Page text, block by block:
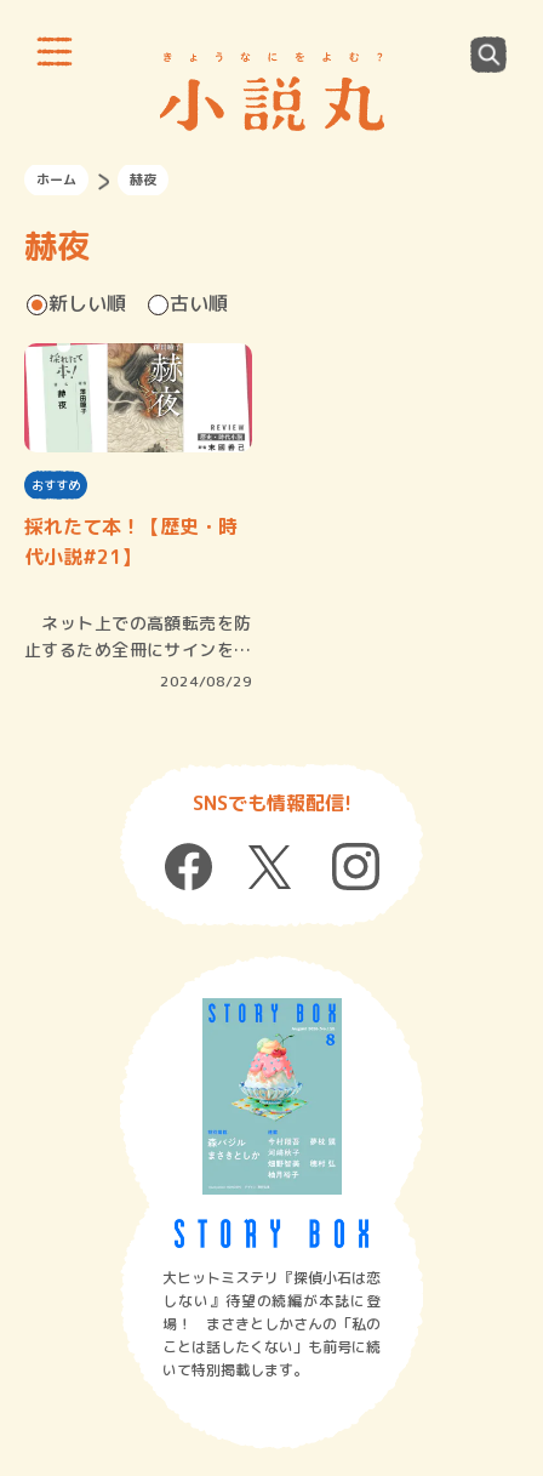
ホーム 赫夜
赫夜
新しい順 古い順
おすすめ
採れたて本！【歴史・時
代小説#21】
ネット上での高額転売を防
止するため全冊にサインを入
2024/08/29
SNSでも情報配信!
大ヒットミステリ『探偵小石は恋
しない』待望の続編が本誌に登
場！ まさきとしかさんの「私の
ことは話したくない」も前号に続
いて特別掲載します。